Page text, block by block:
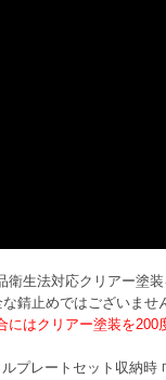
生法対応クリアー塗装
錆止めではございませ
はクリアー塗装を
レートセット収納時